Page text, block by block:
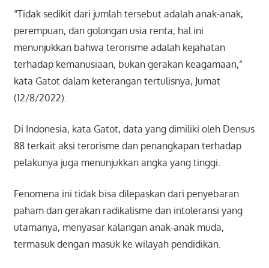
“Tidak sedikit dari jumlah tersebut adalah anak-anak,
perempuan, dan golongan usia renta; hal ini
menunjukkan bahwa terorisme adalah kejahatan
terhadap kemanusiaan, bukan gerakan keagamaan,”
kata Gatot dalam keterangan tertulisnya, Jumat
(12/8/2022).
Di Indonesia, kata Gatot, data yang dimiliki oleh Densus
88 terkait aksi terorisme dan penangkapan terhadap
pelakunya juga menunjukkan angka yang tinggi.
Fenomena ini tidak bisa dilepaskan dari penyebaran
paham dan gerakan radikalisme dan intoleransi yang
utamanya, menyasar kalangan anak-anak muda,
termasuk dengan masuk ke wilayah pendidikan.